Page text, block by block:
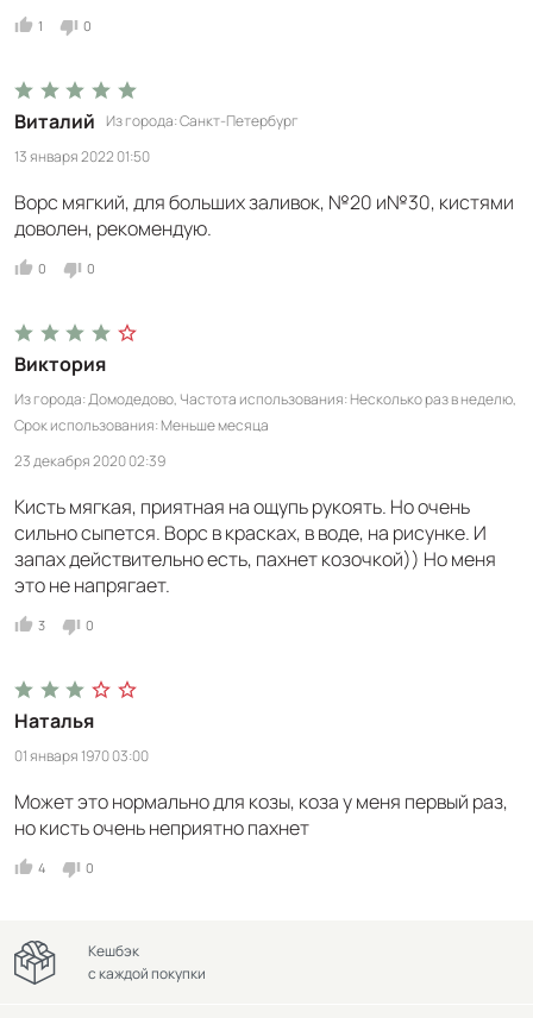
1 0
Виталий Из города Санкт-Петербург
13 января 2022 01:50
Ворс мягкий, для больших заливок, №20 и№30, кистями
доволен, рекомендую.
0 0
Виктория
Из города Домодедово Частота использования Несколько раз в неделю
Срок использования Меньше месяца
23 декабря 2020 02:39
Кисть мягкая, приятная на ощупь рукоять. Но очень
сильно сыпется. Ворс в красках, в воде, на рисунке. И
запах действительно есть, пахнет козочкой)) Но меня
это не напрягает.
3 0
Наталья
01 января 1970 03:00
Может это нормально для козы, коза у меня первый раз,
но кисть очень неприятно пахнет
4 0
Кешбэк
с каждой покупки